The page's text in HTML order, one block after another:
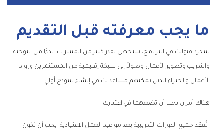
ما يجب معرفته قبل التقديم
بمجرد قبولك في البرنامج، ستحظى بقدر كبير من المميزات، بدءًا من التوجيه
والتدريب وتطوير الأعمال وصولاً إلى شبكة إقليمية من المستثمرين ورواد
الأعمال والخبراء الذين يمكنهم مساعدتك في إنشاء نموذج أولي.
هناك أمران يجب أن تضعهما في اعتبارك:
-تُعقد جميع الدورات التدريبية بعد مواعيد العمل الاعتيادية. يجب أن تكون